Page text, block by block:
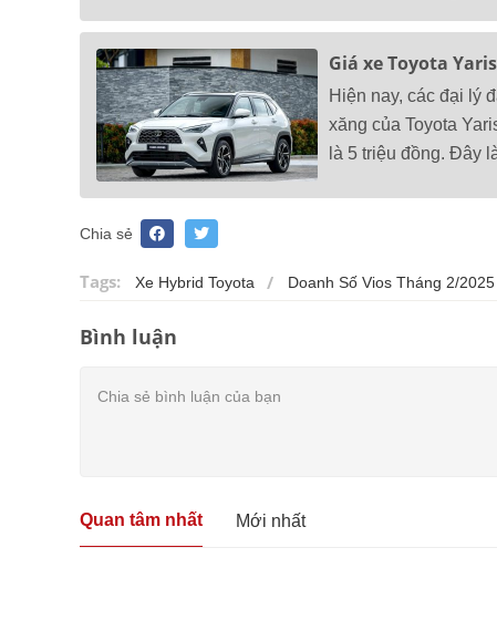
Giá xe Toyota
Hiện nay, các đại lý
xăng của Toyota
là 5 triệu đồng. Đây
Chia sẻ
Tags: Xe Hybrid Toyota Doanh Số Vios Tháng 2/2025
Bình luận
Quan tâm nhất Mới nhất